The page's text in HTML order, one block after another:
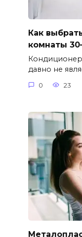
Как
комнаты
давно не
0 23